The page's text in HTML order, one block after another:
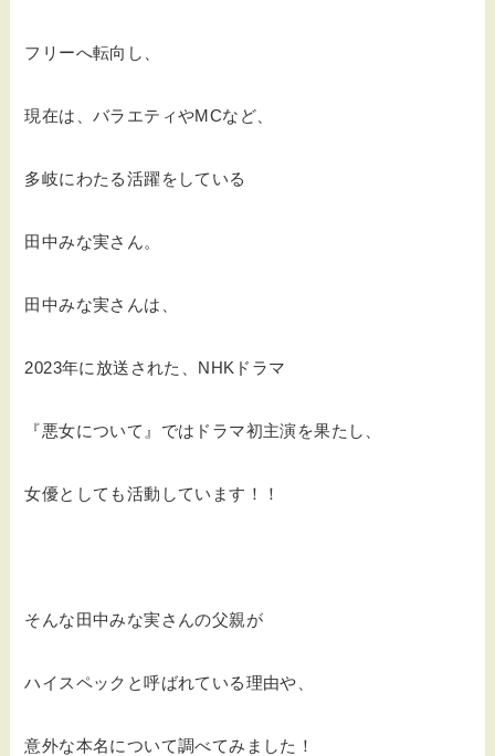
フリーへ転向し、
現在は、バラエティやMCなど、
多岐にわたる活躍をしている
田中みな実さん。
田中みな実さんは、
2023年に放送された、NHKドラマ
『悪女について』ではドラマ初主演を果たし、
女優としても活動しています！！
そんな田中みな実さんの父親が
ハイスペックと呼ばれている理由や、
意外な本名について調べてみました！